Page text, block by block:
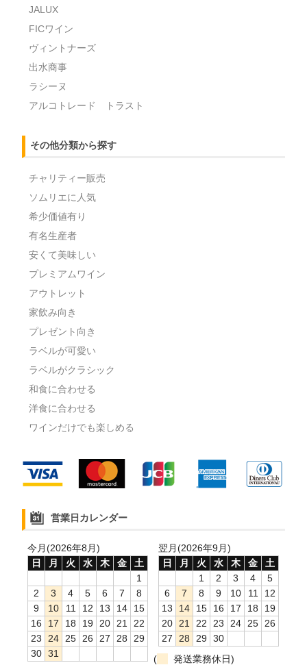
JALUX
FICワイン
ヴィントナーズ
出水商事
ラシーヌ
アルコトレード トラスト
その他分類から探す
チャリティー販売
ソムリエに人気
希少価値有り
有名生産者
安くて美味しい
プレミアムワイン
アウトレット
家飲み向き
プレゼント向き
ラベルが可愛い
ラベルがクラシック
和食に合わせる
洋食に合わせる
ワインだけでも楽しめる
営業日カレンダー
今月(2026年8月)
日
月 火 水 木 金
土
1
2
3 4 5 6 7
8
9
10 11 12 13 14
15
16
17 18 19 20 21
22
23
24 25 26 27 28
29
30 31
翌月(2026年9月)
日
月 火 水 木 金
土
1
2 3 4
5
6
7 8 9 10 11
12
13
14 15 16 17 18
19
20
21 22 23 24 25
26
27
28 29
30
(
発送業務休日)